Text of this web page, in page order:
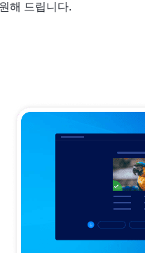
해 드립니다.